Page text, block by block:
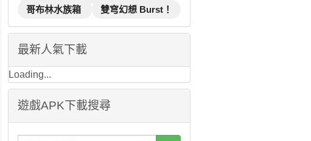
哥布林水族箱
雙穹幻想 Burst！
最新人氣下載
Loading...
遊戲APK下載搜尋